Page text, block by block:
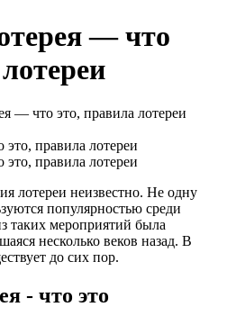
— что
— что это, правила лотереи
лотереи неизвестно. Не одну
популярностью среди
таких мероприятий была
несколько веков назад. В
до сих пор.
- что это